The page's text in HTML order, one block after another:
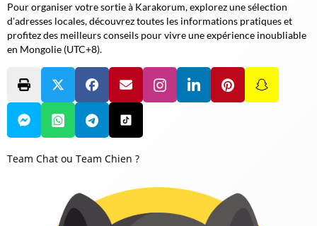
Pour organiser votre sortie à Karakorum, explorez une sélection
d'adresses locales, découvrez toutes les informations pratiques et
profitez des meilleurs conseils pour vivre une expérience inoubliable
en Mongolie (UTC+8).
Team Chat ou Team Chien ?